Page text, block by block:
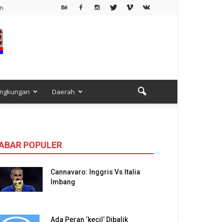
Daerah
POPULER
Cannavaro: Inggris Vs Italia
Imbang
Ada Peran ‘kecil’ Dibalik